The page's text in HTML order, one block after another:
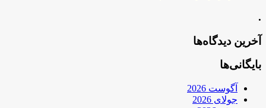
.
آخرین دیدگاه‌ها
بایگانی‌ها
آگوست 2026
جولای 2026